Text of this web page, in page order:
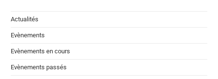
Actualités
Evènements
Evènements en cours
Evènements passés